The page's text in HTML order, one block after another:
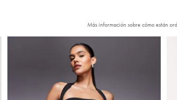
Más información sobre cómo están